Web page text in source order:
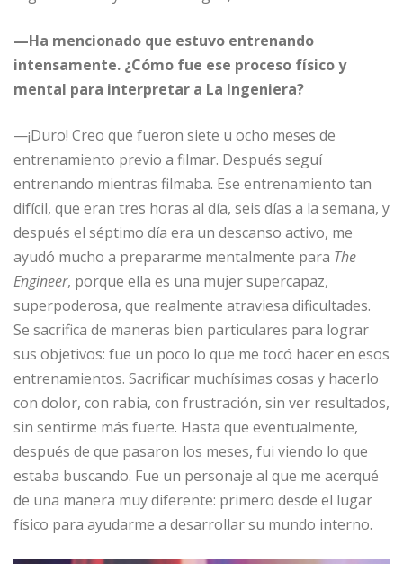
—Ha mencionado que estuvo entrenando
intensamente. ¿Cómo fue ese proceso físico y
mental para interpretar a La Ingeniera?
—¡Duro! Creo que fueron siete u ocho meses de
entrenamiento previo a filmar. Después seguí
entrenando mientras filmaba. Ese entrenamiento tan
difícil, que eran tres horas al día, seis días a la semana, y
después el séptimo día era un descanso activo, me
ayudó mucho a prepararme mentalmente para The
Engineer, porque ella es una mujer supercapaz,
superpoderosa, que realmente atraviesa dificultades.
Se sacrifica de maneras bien particulares para lograr
sus objetivos: fue un poco lo que me tocó hacer en esos
entrenamientos. Sacrificar muchísimas cosas y hacerlo
con dolor, con rabia, con frustración, sin ver resultados,
sin sentirme más fuerte. Hasta que eventualmente,
después de que pasaron los meses, fui viendo lo que
estaba buscando. Fue un personaje al que me acerqué
de una manera muy diferente: primero desde el lugar
físico para ayudarme a desarrollar su mundo interno.